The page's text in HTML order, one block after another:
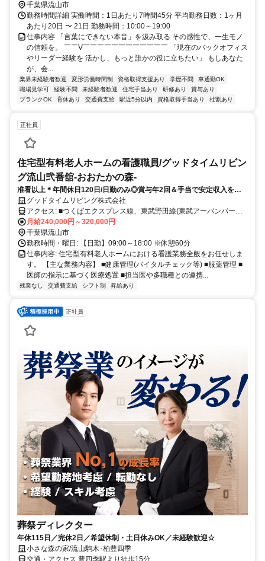
千葉県流山市
勤務時間詳細 実働時間：1日あたり7時間45分 平均勤務日数：1ヶ月
あたり20日 〜 21日 勤務時間：10:00～19:00
仕事内容 「言葉にできない本音」を汲み取る その感性で、一生モノ
の信頼を。 ￣￣V￣￣￣￣￣￣￣￣￣￣￣￣ 「現在のバックオフィス
やリーダー経験を 活かし、もっと誰かの役に立ちたい」 もしあなた
が、会...
業界未経験者歓迎 変形労働時間制 資格取得支援あり 学歴不問
車通勤OK
職場見学可
経験不問 未経験者歓迎 住宅手当あり 研修あり
賞与あり
ブランクOK
育休あり 交通費支給 駅近5分以内 資格取得手当あり 社割あり
正社員
住宅型有料老人ホームの看護職員/グッドタイムリビン
グ流山弐番舘-おおたかの森-
准看以上＊年間休日120日/日勤のみ◎賞与年2回＆手当で安定収入を実
現！大手法人グループの福利厚生充実♪
グッドタイムリビング株式会社
アクセス: ■つくばエクスプレス線、東武野田線(東武アーバンパーク
ライン)「流山おおたかの森駅」より徒歩8分
月給240,000円～320,000円
千葉県流山市
勤務時間・曜日: 【日勤】09:00～18:00 ※休憩60分
仕事内容: 住宅型有料老人ホームにおける看護業務全般をお任せしま
す。 【主な業務内容】 ■健康管理(バイタルチェック等) ■服薬管理 ■
医師の指示に基づく医療処置 ■担当医や多職種との連携...
残業なし 交通費支給 シフト制 昇給あり
正社員
葬祭ディレクター
年休115日／完休2日／希望休制・土日休みOK／未経験歓迎☆
小さな森の家/流山駒木･柏豊四季